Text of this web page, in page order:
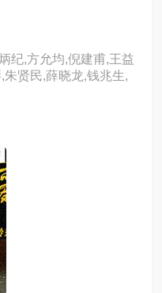
纪,方允均,倪建甫,王益
朱贤民,薛晓龙,钱兆生,